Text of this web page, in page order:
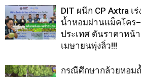
DIT ผนึก CP Axtra เ
น้ำหอมผ่านแม็คโคร
ประเทศ ดันราคาหน้
เมษายนพุ่งลิ่ว!!!
กรณีศึกษากล้วยหอม